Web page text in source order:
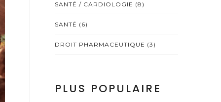
SANTÉ / CARDIOLOGIE (8)
SANTÉ (6)
DROIT PHARMACEUTIQUE (3)
PLUS POPULAIRE